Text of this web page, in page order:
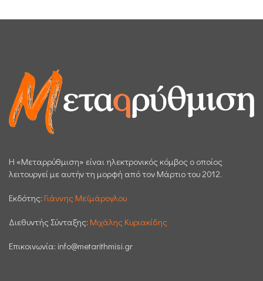
H «Μεταρρύθμιση» είναι ηλεκτρονικός κόμβος ο οποίος
λειτουργεί με αυτήν τη μορφή από τον Μάρτιο του 2012.
Εκδότης: Γιάννης Μεϊμάρογλου
Διεθυντής Σύνταξης: Μιχάλης Κυριακίδης
Επικοινωνία: info@metarithmisi.gr